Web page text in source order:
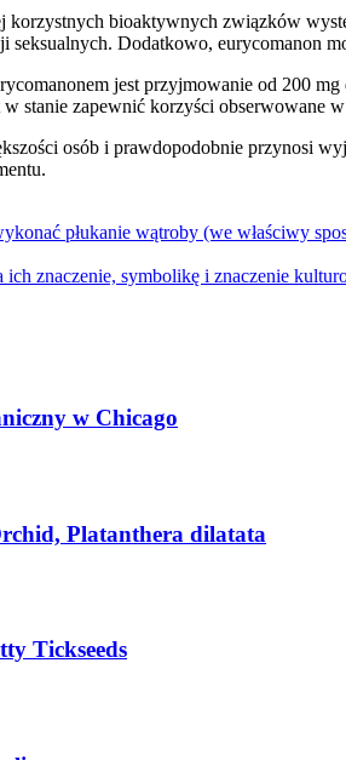
korzystnych bioaktywnych związków
seksualnych. Dodatkowo, eurycomanon
jest przyjmowanie od 200
stanie zapewnić korzyści obserwowane
osób i prawdopodobnie przynosi
płukanie wątroby (we właściwy
znaczenie, symbolikę i znaczenie
w Chicago
Platanthera dilatata
Tickseeds